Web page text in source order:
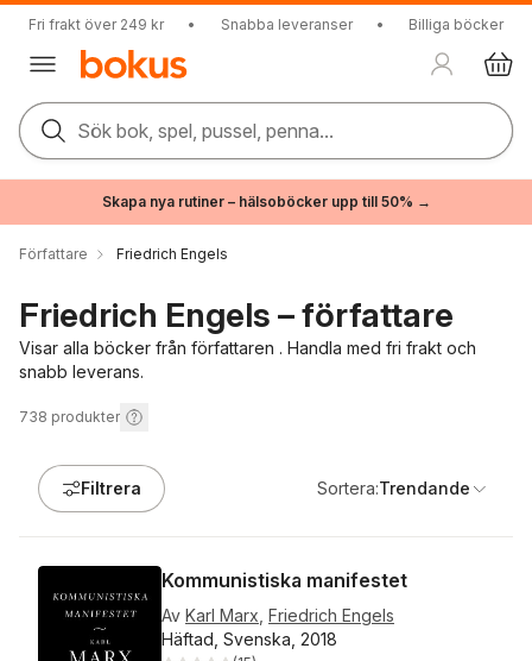
Fri frakt över 249 kr • Snabba leveranser • Billiga böcker
Sök bok, spel, pussel, penna...
Skapa nya rutiner – hälsoböcker upp till 50% →
Författare Friedrich Engels
Friedrich Engels – författare
Visar alla böcker från författaren . Handla med fri frakt och
snabb leverans.
738 produkter
Filtrera Sortera:Trendande
Kommunistiska manifestet
Av Karl Marx Friedrich Engels
Häftad, Svenska, 2018